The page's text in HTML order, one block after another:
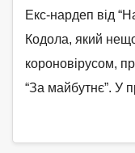
Екс-нардеп від
Кодола, який
короновірусом,
“За майбутнє”. У